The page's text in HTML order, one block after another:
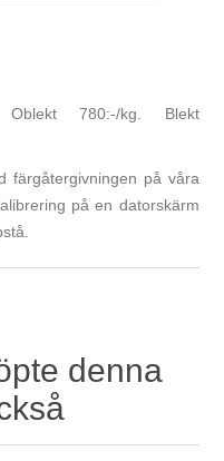
Oblekt 780:-/kg. Blekt
färgåtergivningen på våra
på en datorskärm
denna